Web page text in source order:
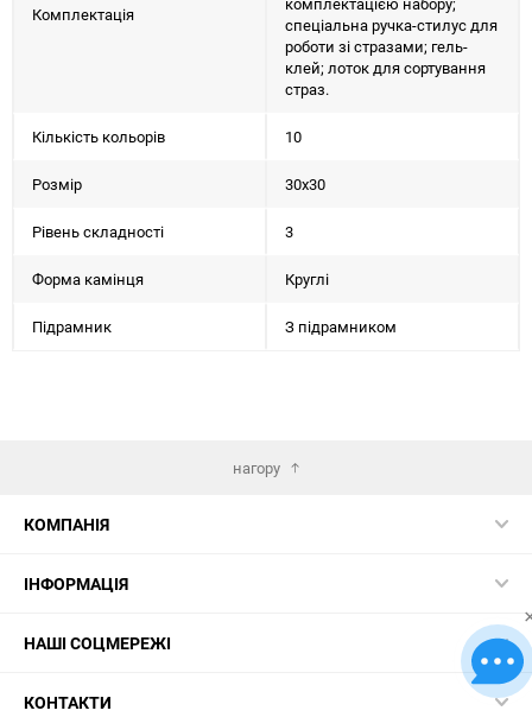
Комплектація
спеціальна ручка-стилус для
роботи зі стразами; гель-
клей; лоток для сортування
страз.
Кількість кольорів 10
Розмір 30х30
Рівень складності 3
Форма камінця Круглі
Підрамник З підрамником
нагору
КОМПАНІЯ
ІНФОРМАЦІЯ
НАШІ СОЦМЕРЕЖІ
КОНТАКТИ